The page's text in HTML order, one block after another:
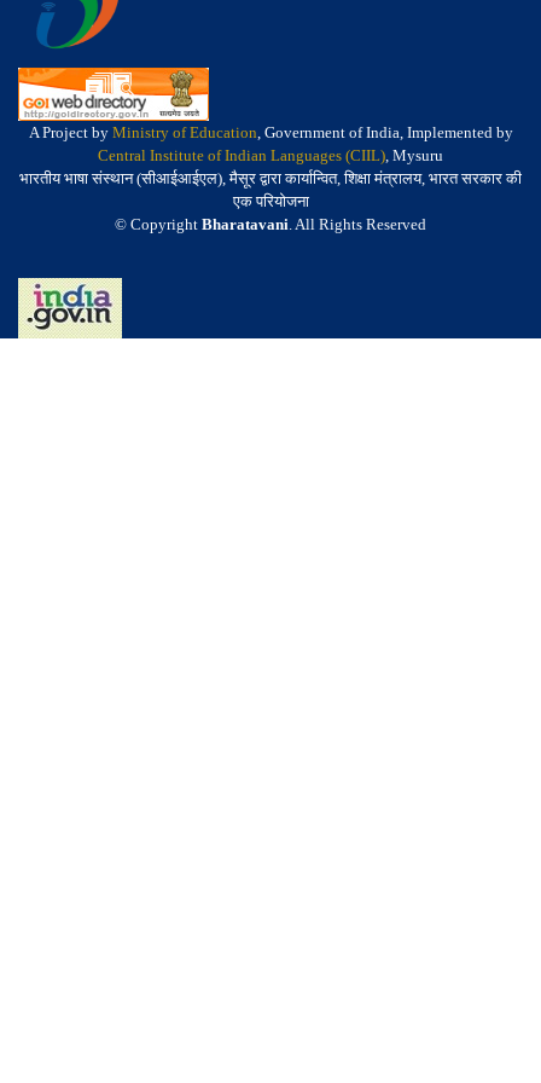
A Project by Ministry of Education, Government of India, Implemented by
Central Institute of Indian Languages (CIIL), Mysuru
भारतीय भाषा संस्थान (सीआईआईएल), मैसूर द्वारा कार्यान्वित, शिक्षा मंत्रालय, भारत सरकार की
एक परियोजना
© Copyright Bharatavani. All Rights Reserved